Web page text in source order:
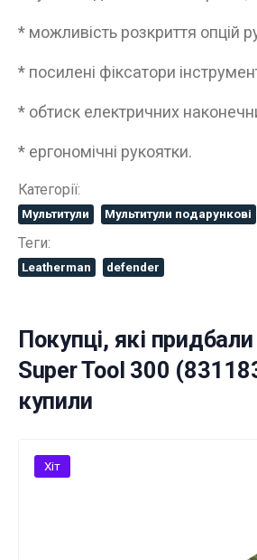
* можливість розкриття опцій
* посилені фіксатори
* обтиск електричних
* ергономічні рукоятки.
Категорії:
Мультитули Мультитули подарункові
Теги:
Leatherman defender
Покупці, які
Super Tool 300
купили
Хіт